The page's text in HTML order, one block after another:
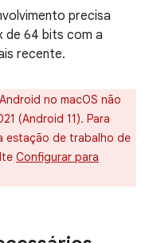
precisa
de 64 bits com a
recente.
no macOS não
(Android 11). Para
estação de trabalho de
Configurar para